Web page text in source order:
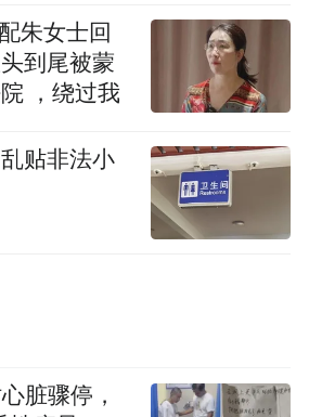
、一路拍、一路交流，用镜
言分享感受，纷纷表示此
意义非凡，既领略了句容
的文化之旅。
朱女士回
到尾被蒙
，绕过我
贴非法小
脏骤停，